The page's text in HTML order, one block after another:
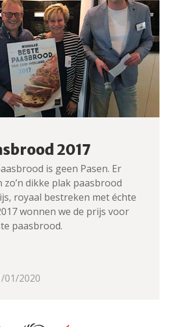
2017
is geen Pasen. Er
dikke plak paasbrood
royaal bestreken met échte
wonnen we de prijs voor
paasbrood.
01/2020